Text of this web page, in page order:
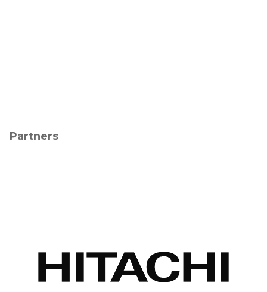
Partners